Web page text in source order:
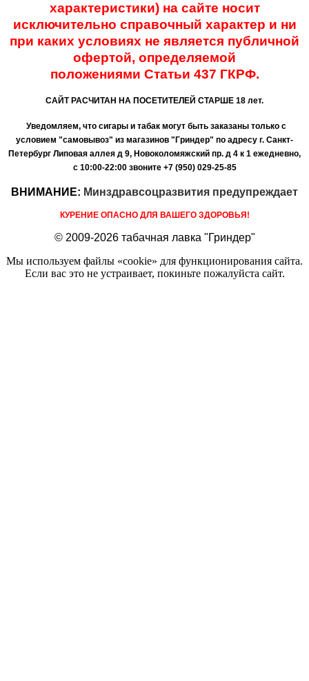
характеристики) на сайте носит
исключительно справочный характер и ни
при каких условиях не является публичной
офертой, определяемой
положениями Статьи 437 ГКРФ.
САЙТ РАСЧИТАН НА ПОСЕТИТЕЛЕЙ СТАРШЕ 18 лет.
Уведомляем, что сигары и табак могут быть заказаны только с
условием "самовывоз" из магазинов "Гриндер" по адресу г. Санкт-
Петербург Липовая аллея д 9, Новоколомяжский пр. д 4 к 1 ежедневно,
с 10:00-22:00 звоните +7 (950) 029-25-85
ВНИМАНИЕ: Минздравсоцразвития предупреждает
КУРЕНИЕ ОПАСНО ДЛЯ ВАШЕГО ЗДОРОВЬЯ!
© 2009-2026 табачная лавка "Гриндер"
Мы используем файлы «cookie» для функционирования сайта.
Если вас это не устраивает, покиньте пожалуйста сайт.